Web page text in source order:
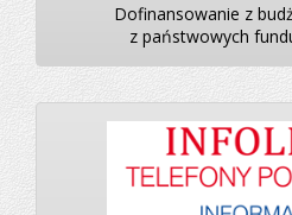
Dofinansowanie z
z państwowych